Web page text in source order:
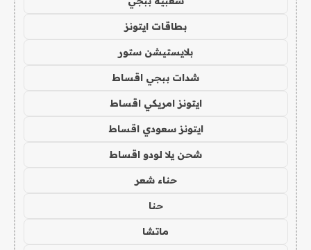
بطاقات ايتونز
بلايستيشن ستور
شدات ببجي اقساط
ايتونز امريكي اقساط
ايتونز سعودي اقساط
شحن يلا لودو اقساط
حناء شعر
حنا
ماتشا